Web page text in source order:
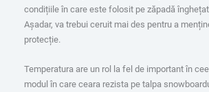
condițiile în care este folosit pe zăpadă
Așadar, va trebui ceruit mai des pentru a
protecție.
Temperatura are un rol la fel de important în
modul în care ceara rezista pe talpa